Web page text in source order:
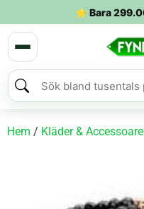
⭐ Bara
Hem / Kläder &